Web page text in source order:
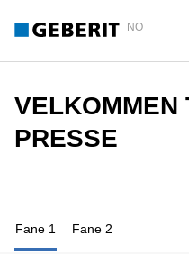
NO
VELKOMMEN
PRESSE
Fane 1 Fane 2